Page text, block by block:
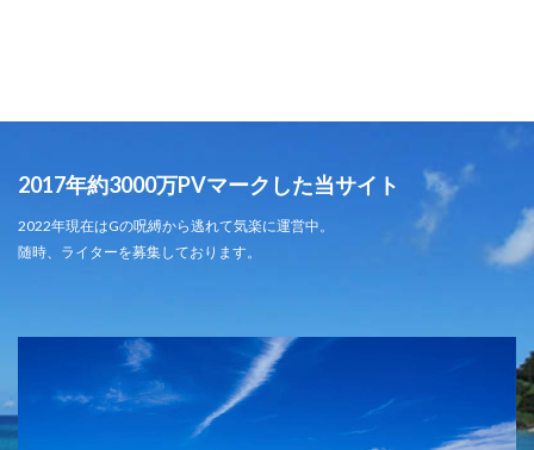
2017年約3000万PVマークした当サイト
2022年現在はGの呪縛から逃れて気楽に運営中。
随時、ライターを募集しております。